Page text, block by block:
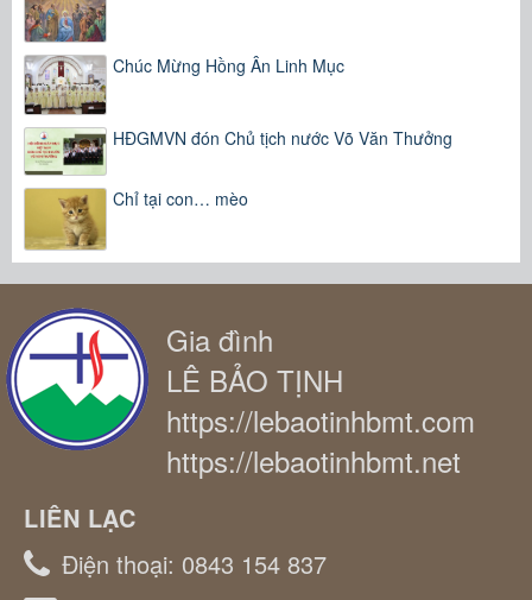
Chúc Mừng Hồng Ân Linh Mục
HĐGMVN đón Chủ tịch nước Võ Văn Thưởng
Chỉ tại con… mèo
Gia đình
LÊ BẢO TỊNH
https://lebaotinhbmt.com
https://lebaotinhbmt.net
LIÊN LẠC
Điện thoại: 0843 154 837